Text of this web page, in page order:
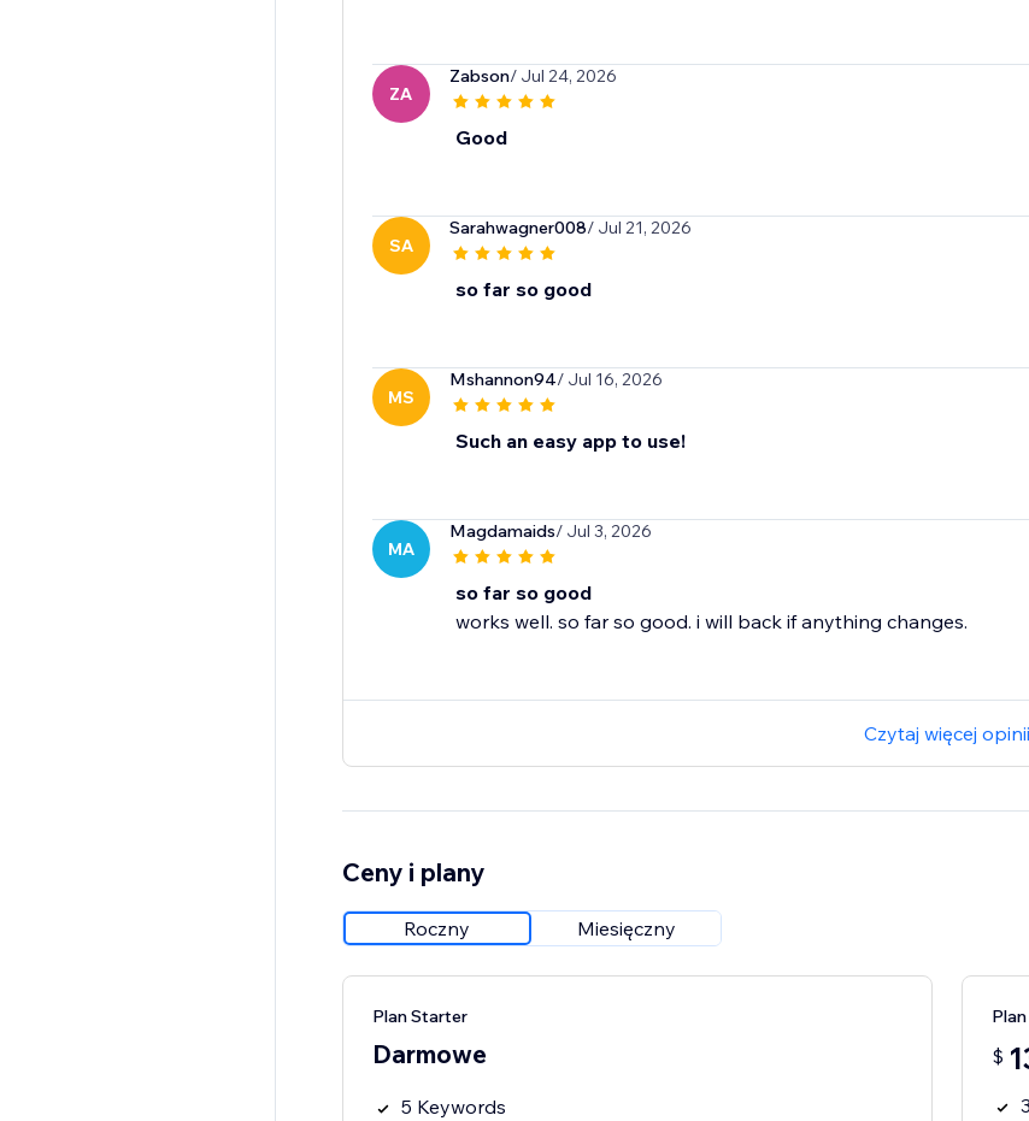
ZA
Zabson/ Jul 24, 2026
Good
SA
Sarahwagner008/ Jul 21, 2026
so far so good
MS
Mshannon94/ Jul 16, 2026
Such an easy app to use!
MA
Magdamaids/ Jul 3, 2026
so far so good
works well. so far so good. i will back if anything changes.
Czytaj więcej opinii
Ceny i plany
Roczny Miesięczny
Plan Starter
Darmowe
5 Keywords
$